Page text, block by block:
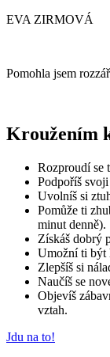
EVA ZIRMOVÁ
Pomohla jsem
Kroužením
Rozproudí se
Podpoříš
Uvolníš si
Pomůže ti
minut denně).
Získáš dobrý
Umožní ti být
Zlepšíš si
Naučíš se
Objevíš
vztah.
Jdu na to!